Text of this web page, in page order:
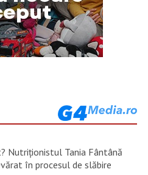
Nutriționistul Tania Fântână
în procesul de slăbire